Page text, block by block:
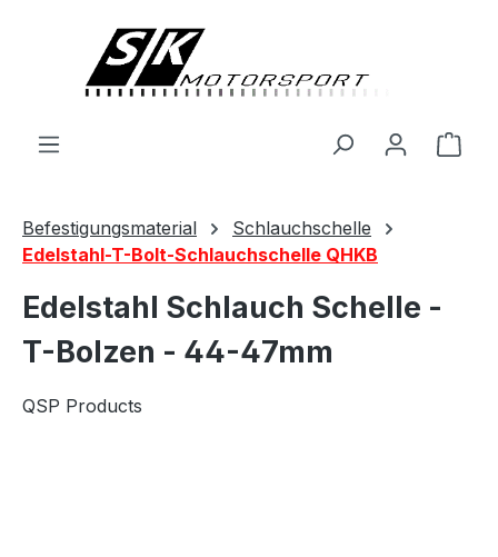
Befestigungsmaterial
Schlauchschelle
Edelstahl-T-Bolt-Schlauchschelle QHKB
Edelstahl Schlauch Schelle -
T-Bolzen - 44-47mm
QSP Products